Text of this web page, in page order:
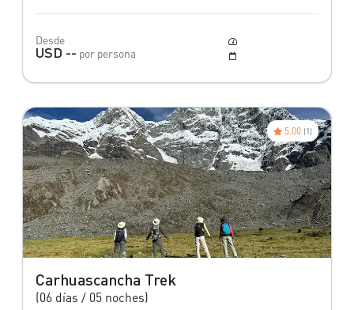
Desde
USD -- por persona
Carhuascancha Trek
(06 días / 05 noches)
5.00 (1)